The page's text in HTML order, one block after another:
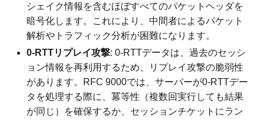
シェイク情報を含むほぼすべてのパケットヘッダを
暗号化します。これにより、中間者によるパケット
解析やトラフィック分析が困難になります。
0-RTTリプレイ攻撃: 0-RTTデータは、過去のセッシ
ョン情報を再利用するため、リプレイ攻撃の脆弱性
があります。RFC 9000では、サーバーが0-RTTデー
タを処理する際に、冪等性（複数回実行しても結果
が同じ）を確保するか、セッションチケットにラン